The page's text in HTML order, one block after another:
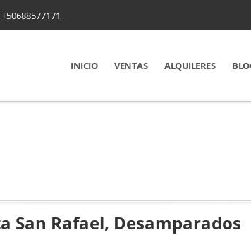
+50688577171
INICIO VENTAS ALQUILERES
Rafael, Desamparados